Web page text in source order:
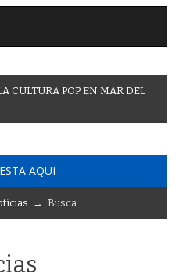
A CULTURA POP EN MAR DEL
AQUI
→ Busca